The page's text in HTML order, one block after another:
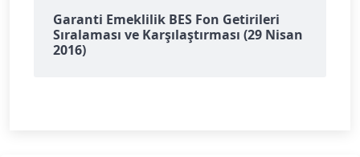
Garanti Emeklilik BES Fon Getirileri
Sıralaması ve Karşılaştırması (29 Nisan
2016)